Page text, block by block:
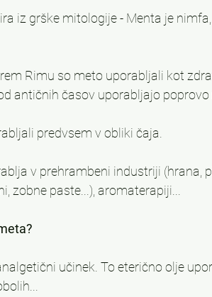
iz grške mitologije - Menta je
Rimu so meto uporabljali kot
antičnih časov uporabljajo
predvsem v obliki čaja.
v prehrambeni industriji (hrana,
zobne paste...), aromaterapiji...
učinek. To eterično olje